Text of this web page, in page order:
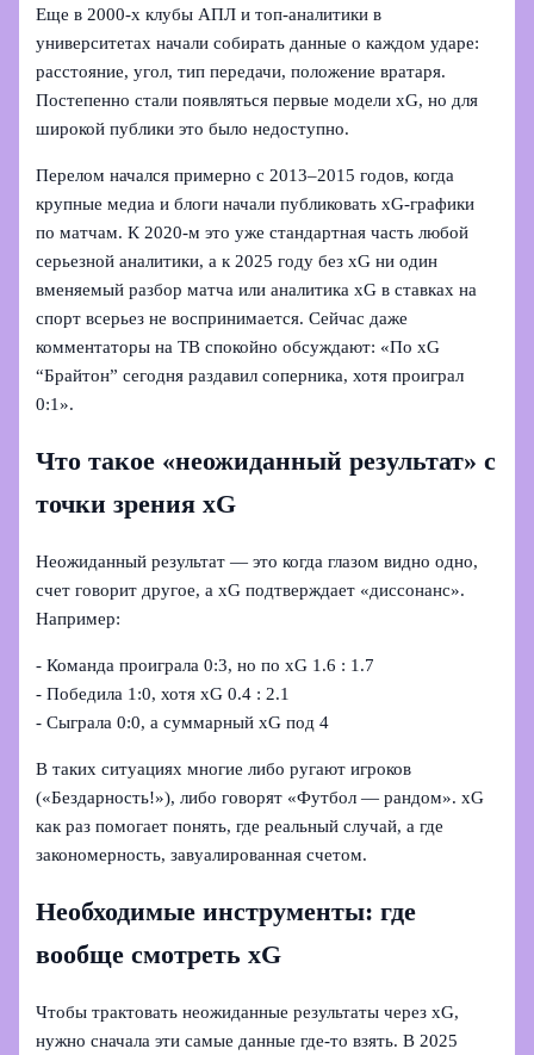
Еще в 2000‑х клубы АПЛ и топ-аналитики в
университетах начали собирать данные о каждом ударе:
расстояние, угол, тип передачи, положение вратаря.
Постепенно стали появляться первые модели xG, но для
широкой публики это было недоступно.
Перелом начался примерно с 2013–2015 годов, когда
крупные медиа и блоги начали публиковать xG-графики
по матчам. К 2020‑м это уже стандартная часть любой
серьезной аналитики, а к 2025 году без xG ни один
вменяемый разбор матча или аналитика xG в ставках на
спорт всерьез не воспринимается. Сейчас даже
комментаторы на ТВ спокойно обсуждают: «По xG
“Брайтон” сегодня раздавил соперника, хотя проиграл
0:1».
Что такое «неожиданный результат» с
точки зрения xG
Неожиданный результат — это когда глазом видно одно,
счет говорит другое, а xG подтверждает «диссонанс».
Например:
- Команда проиграла 0:3, но по xG 1.6 : 1.7
- Победила 1:0, хотя xG 0.4 : 2.1
- Сыграла 0:0, а суммарный xG под 4
В таких ситуациях многие либо ругают игроков
(«Бездарность!»), либо говорят «Футбол — рандом». xG
как раз помогает понять, где реальный случай, а где
закономерность, завуалированная счетом.
Необходимые инструменты: где
вообще смотреть xG
Чтобы трактовать неожиданные результаты через xG,
нужно сначала эти самые данные где‑то взять. В 2025